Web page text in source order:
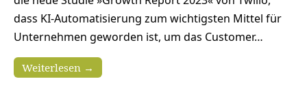
dass KI-Automatisierung zum wichtigsten Mittel für
Unternehmen geworden ist, um das Customer…
Weiterlesen →